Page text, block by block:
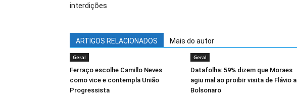
interdições
ARTIGOS RELACIONADOS Mais do autor
Geral
Ferraço escolhe Camillo Neves
como vice e contempla União
Progressista
Geral
Datafolha: 59% dizem que Moraes
agiu mal ao proibir visita de Flávio a
Bolsonaro